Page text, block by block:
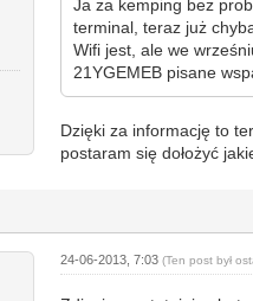
Ja za kemping bez
terminal, teraz już
Wifi jest, ale we
21YGEMEB pisane
Dzięki za informację to
postaram się dołożyć
24-06-2013, 7:03(Ten post był